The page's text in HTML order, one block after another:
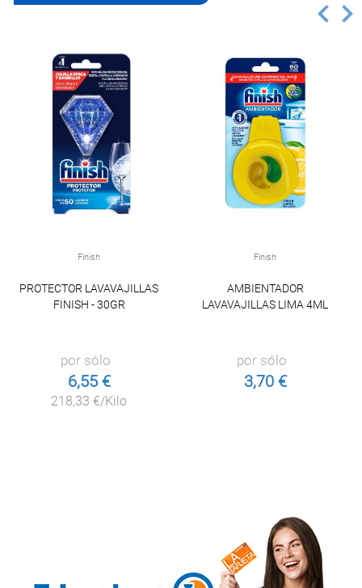
Finish
PROTECTOR LAVAVAJILLAS
FINISH - 30GR
por sólo
6,55 €
218,33 €/Kilo
Finish
AMBIENTADOR
LAVAVAJILLAS LIMA 4ML
por sólo
3,70 €